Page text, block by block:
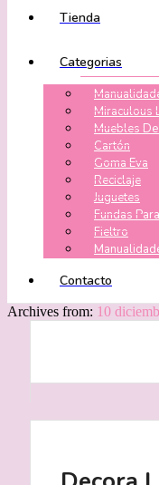
Tienda
Categorias
Miraculous
Muebles
Cartón
Goma Eva
Reciclaje
Juguetes
Fundas
Fieltro
Contacto
Archives from: 10